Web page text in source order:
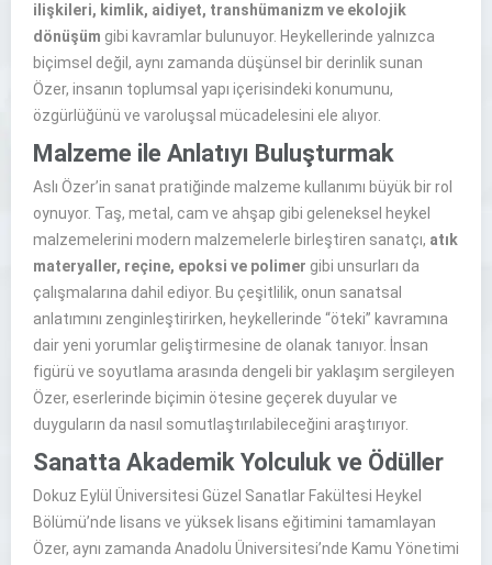
ilişkileri, kimlik, aidiyet, transhümanizm ve ekolojik
dönüşüm gibi kavramlar bulunuyor. Heykellerinde yalnızca
biçimsel değil, aynı zamanda düşünsel bir derinlik sunan
Özer, insanın toplumsal yapı içerisindeki konumunu,
özgürlüğünü ve varoluşsal mücadelesini ele alıyor.
Malzeme ile Anlatıyı Buluşturmak
Aslı Özer’in sanat pratiğinde malzeme kullanımı büyük bir rol
oynuyor. Taş, metal, cam ve ahşap gibi geleneksel heykel
malzemelerini modern malzemelerle birleştiren sanatçı, atık
materyaller, reçine, epoksi ve polimer gibi unsurları da
çalışmalarına dahil ediyor. Bu çeşitlilik, onun sanatsal
anlatımını zenginleştirirken, heykellerinde “öteki” kavramına
dair yeni yorumlar geliştirmesine de olanak tanıyor. İnsan
figürü ve soyutlama arasında dengeli bir yaklaşım sergileyen
Özer, eserlerinde biçimin ötesine geçerek duyular ve
duyguların da nasıl somutlaştırılabileceğini araştırıyor.
Sanatta Akademik Yolculuk ve Ödüller
Dokuz Eylül Üniversitesi Güzel Sanatlar Fakültesi Heykel
Bölümü’nde lisans ve yüksek lisans eğitimini tamamlayan
Özer, aynı zamanda Anadolu Üniversitesi’nde Kamu Yönetimi